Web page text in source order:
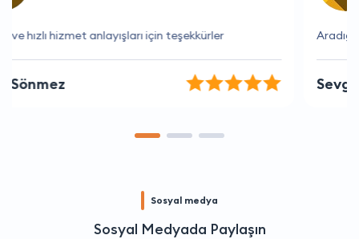
Aradığım firmaları kolaylıkla bulabiliyorum
Sevgi Öztürk
Sosyal medya
Sosyal Medyada Paylaşın